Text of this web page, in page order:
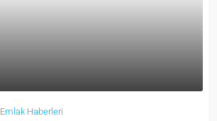
Emlak Haberleri